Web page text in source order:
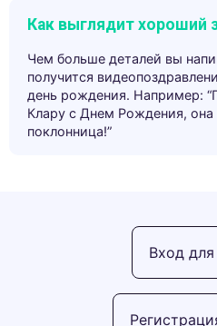
Как выглядит хороший
Чем больше деталей вы
получится
день рождения. Например:
Клару с Днем Рождения,
поклонница!”
Вход для